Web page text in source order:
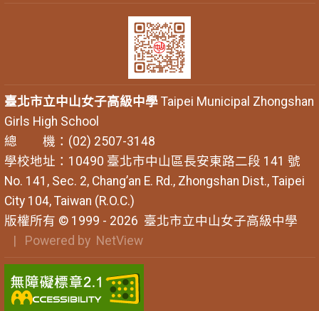
臺北市立中山女子高級中學Taipei Municipal Zhongshan
Girls High School
總 機：(02) 2507-3148
學校地址：10490 臺北市中山區長安東路二段 141 號
No. 141, Sec. 2, Chang’an E. Rd., Zhongshan Dist., Taipei
City 104, Taiwan (R.O.C.)
版權所有 © 1999 - 2026 臺北市立中山女子高級中學
| Powered by NetView